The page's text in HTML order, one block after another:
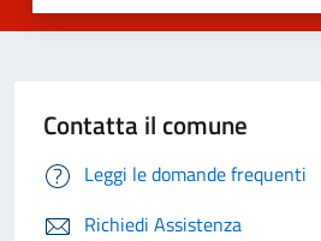
Contatta il comune
Leggi le domande frequenti
Richiedi Assistenza